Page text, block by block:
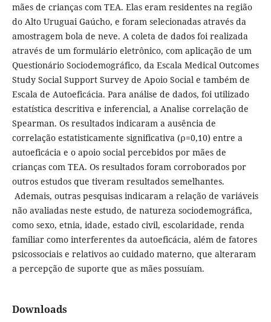
mães de crianças com TEA. Elas eram residentes na região
do Alto Uruguai Gaúcho, e foram selecionadas através da
amostragem bola de neve. A coleta de dados foi realizada
através de um formulário eletrônico, com aplicação de um
Questionário Sociodemográfico, da Escala Medical Outcomes
Study Social Support Survey de Apoio Social e também de
Escala de Autoeficácia. Para análise de dados, foi utilizado
estatística descritiva e inferencial, a Analise correlação de
Spearman. Os resultados indicaram a ausência de
correlação estatisticamente significativa (ρ=0,10) entre a
autoeficácia e o apoio social percebidos por mães de
crianças com TEA. Os resultados foram corroborados por
outros estudos que tiveram resultados semelhantes.
Ademais, outras pesquisas indicaram a relação de variáveis
não avaliadas neste estudo, de natureza sociodemográfica,
como sexo, etnia, idade, estado civil, escolaridade, renda
familiar como interferentes da autoeficácia, além de fatores
psicossociais e relativos ao cuidado materno, que alteraram
a percepção de suporte que as mães possuíam.
Downloads